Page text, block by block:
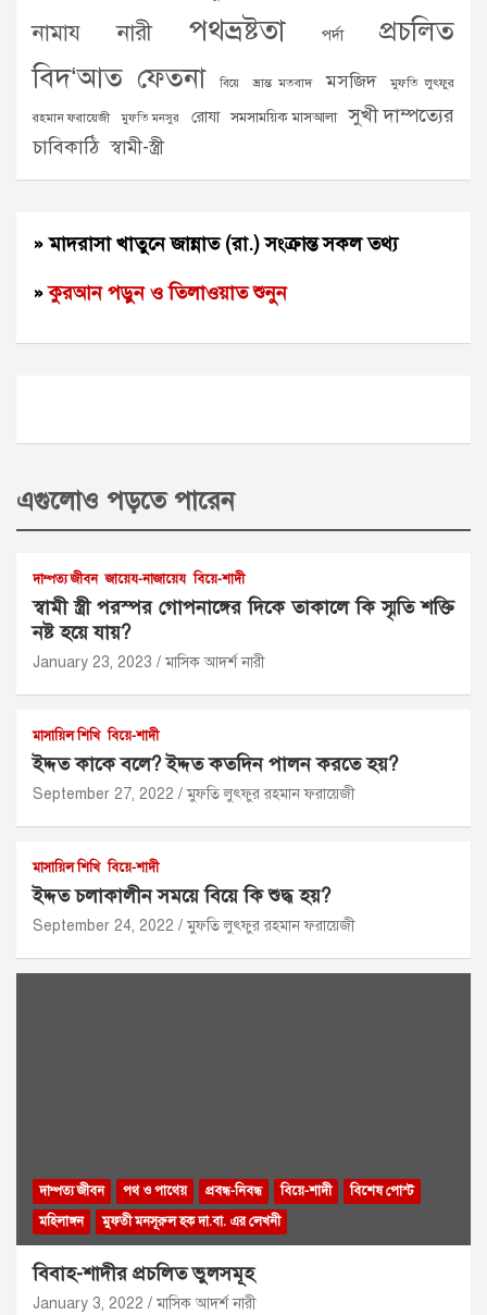
নামায নারী পথভ্রষ্টতা পর্দা
প্রচলিত
বিদ‘আত ফেতনা বিয়ে ভ্রান্ত মতবাদ মসজিদ মুফতি লুৎফুর
রহমান ফরায়েজী মুফতি মনসুর রোযা সমসাময়িক মাসআলা
সুখী দাম্পত্যের
চাবিকাঠি স্বামী-স্ত্রী
» মাদরাসা খাতুনে জান্নাত (রা.) সংক্রান্ত সকল তথ্য
» কুরআন পড়ুন ও তিলাওয়াত শুনুন
এগুলোও পড়তে পারেন
দাম্পত্য জীবন জায়েয-নাজায়েয বিয়ে-শাদী
স্বামী স্ত্রী পরস্পর গোপনাঙ্গের দিকে তাকালে কি স্মৃতি শক্তি
নষ্ট হয়ে যায়?
January 23, 2023 মাসিক আদর্শ নারী
মাসায়িল শিখি বিয়ে-শাদী
ইদ্দত কাকে বলে? ইদ্দত কতদিন পালন করতে হয়?
September 27, 2022 মুফতি লুৎফুর রহমান ফরায়েজী
মাসায়িল শিখি বিয়ে-শাদী
ইদ্দত চলাকালীন সময়ে বিয়ে কি শুদ্ধ হয়?
September 24, 2022 মুফতি লুৎফুর রহমান ফরায়েজী
দাম্পত্য জীবন পথ ও পাথেয় প্রবন্ধ-নিবন্ধ বিয়ে-শাদী
বিশেষ পোস্ট
মহিলাঙ্গন
মুফতী মনসূরুল হক দা.বা. এর লেখনী
বিবাহ-শাদীর প্রচলিত ভুলসমূহ
January 3, 2022 মাসিক আদর্শ নারী